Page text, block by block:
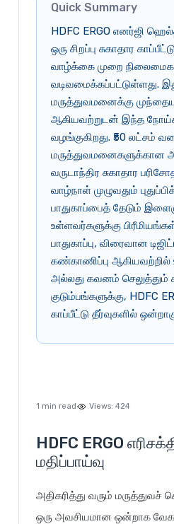
Quick Summary
HDFC ERGO எனர்ஜி
ஒரு சிறப்பு சுகாதார
வாழ்க்கை முறை
வடிவமைக்கப்பட்டுள்ளது.
மருத்துவமனைக்கு முந்தைய
ஆகியவற்றுடன் இந்த
வழங்குகிறது. ₹50 லட்சம்
மருத்துவமனைகளுக்கான
வருடாந்திர சுகாதார
வாழ்நாள் முழுவதும்
பாதுகாப்பைத் தேடும்
உள்ளவர்களுக்கு
பாதுகாப்பு, விரைவான
கண்காணிப்பு ஆகியவற்றில்
அல்லது கவனம் செலுத்தும்
குடும்பங்களுக்கு, HDFC
காப்பீட்டு தீர்வுகளில்
1 min read Views: 424
HDFC ERGO
மதிப்பாய்வு
அதிகரித்து வரும் மருத்துவச்
ஒரு அவசியமான ஒன்றாக